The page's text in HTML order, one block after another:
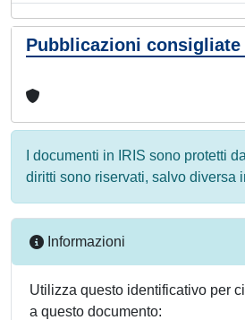
Pubblicazioni consigliate
I documenti in IRIS sono protetti
diritti sono riservati, salvo diversa
Informazioni
Utilizza questo identificativo per
a questo documento: